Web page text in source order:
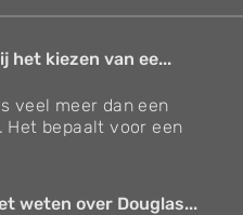
het kiezen van ee...
veel meer dan een
Het bepaalt voor een
weten over Douglas...